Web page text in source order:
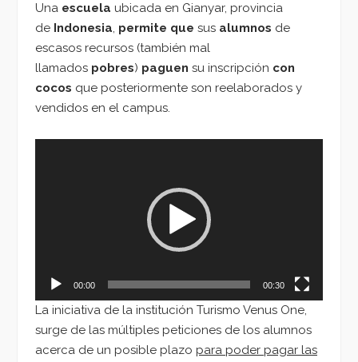
Una escuela ubicada en Gianyar, provincia
de Indonesia, permite que sus alumnos de
escasos recursos (también mal
llamados pobres) paguen su inscripción con
cocos que posteriormente son reelaborados y
vendidos en el campus.
00:00 00:30
La iniciativa de la institución Turismo Venus One,
surge de las múltiples peticiones de los alumnos
acerca de un posible plazo para poder pagar las